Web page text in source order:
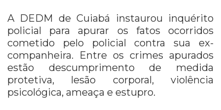
A DEDM de Cuiabá instaurou inquérito
policial para apurar os fatos ocorridos
cometido pelo policial contra sua ex-
companheira. Entre os crimes apurados
estão descumprimento de medida
protetiva, lesão corporal, violência
psicológica, ameaça e estupro.